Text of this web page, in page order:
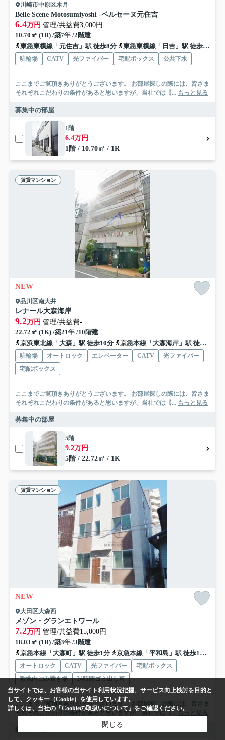
川崎市中原区木月
Belle Scene Motosumiyoshi -ベルセーヌ元住吉
6.4万円 管理/共益費3,000円
10.70㎡ (1R) /築7年 /2階建
東急東横線「元住吉」駅 徒歩8分
東急東横線「日吉」駅 徒歩14分
駐輪場 CATV 光ファイバー 宅配ボックス 公共下水
ここまでご覧頂きありがとうございます。 お部屋探しの際には、皆さま
それぞれこだわりの条件があると思いますが、当社では【... もっと見る
募集中の部屋
1階
6.4万円
1階 / 10.70㎡ / 1R
賃貸マンション
NEW
品川区南大井
レナール大森海岸
9.2万円 管理/共益費-
22.72㎡ (1K) /築21年 /10階建
京浜東北線「大森」駅 徒歩10分
京急本線「大森海岸」駅 徒歩2分
駐輪場 オートロック エレベーター CATV
光ファイバー
宅配ボックス
ここまでご覧頂きありがとうございます。 お部屋探しの際には、皆さま
それぞれこだわりの条件があると思いますが、当社では【... もっと見る
募集中の部屋
5階
9.2万円
5階 / 22.72㎡ / 1K
賃貸マンション
NEW
大田区大森西
メゾン・グランエトワール
7.2万円 管理/共益費15,000円
18.03㎡ (1R) /築3年 /3階建
京急本線「大森町」駅 徒歩1分
京急本線「平和島」駅 徒歩11分
オートロック CATV 光ファイバー
宅配ボックス
敷地内ごみ置き場
24時間ゴミ出し可
ここまでご覧頂きありがとうございます。 お部屋探しの際には、皆さま
それぞれこだわりの条件があると思いますが、当社では【...もっと見る
募集中の部屋
当サイトでは、お客様の当サイト利用状況把握、サービス向上検討を目的と
して、クッキー（Cookie）を使用しています。
詳しくは、当社の「Cookieの取扱いについて」 をご確認ください。
閉じる